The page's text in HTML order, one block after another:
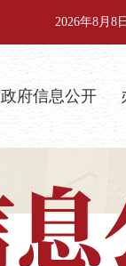
2026年8月8
政府信息公开